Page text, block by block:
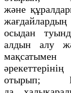
және
осыдан
алдын алу
отырып;